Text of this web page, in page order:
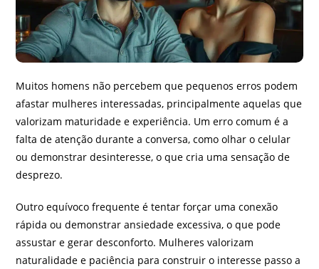
Muitos homens não percebem que pequenos erros podem
afastar mulheres interessadas, principalmente aquelas que
valorizam maturidade e experiência. Um erro comum é a
falta de atenção durante a conversa, como olhar o celular
ou demonstrar desinteresse, o que cria uma sensação de
desprezo.
Outro equívoco frequente é tentar forçar uma conexão
rápida ou demonstrar ansiedade excessiva, o que pode
assustar e gerar desconforto. Mulheres valorizam
naturalidade e paciência para construir o interesse passo a